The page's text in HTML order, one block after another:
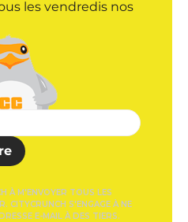
les vendredis nos
À M'ENVOYER TOUS LES
CITYCRUNCH S'ENGAGE À NE
E-MAIL À DES TIERS.